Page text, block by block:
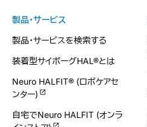
製品・サービス
製品・サービスを検索する
装着型サイボーグHAL®とは
Neuro HALFIT® (ロボケアセ
ンター)
自宅でNeuro HALFIT (オンラ